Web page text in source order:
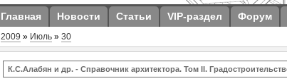
Главная Новости Статьи VIP-раздел Форум
2009 » Июль » 30
К.С.Алабян и др. - Справочник архитектора. Том II.